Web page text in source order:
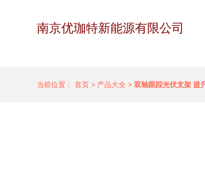
南京优珈特新能源有限公司
当前位置： 首页 > 产品大全 > 双轴跟踪光伏支架 提